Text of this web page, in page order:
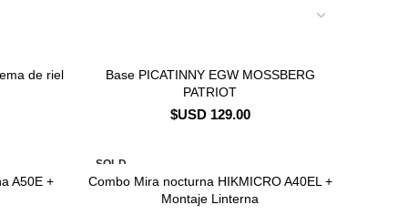
de riel CONSULTAR STOCK
Base PICATINNY EGW MOSSBERG
PATRIOT
$USD 129.00
A50E +
SOLD
OUT
CONSULTAR STOCK
Combo Mira nocturna HIKMICRO A40EL +
Montaje Linterna